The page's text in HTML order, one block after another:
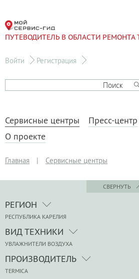
ПУТЕВОДИТЕЛЬ В ОБЛАСТИ РЕМОНТА
Войти Регистрация
Сервисные центры Пресс-центр
О проекте
Главная | Сервисные центры
СВЕРНУТЬ
РЕГИОН
РЕСПУБЛИКА КАРЕЛИЯ
ВИД ТЕХНИКИ
УВЛАЖНИТЕЛИ ВОЗДУХА
ПРОИЗВОДИТЕЛЬ
TERMICA